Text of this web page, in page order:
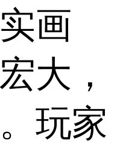
画
大，
玩家